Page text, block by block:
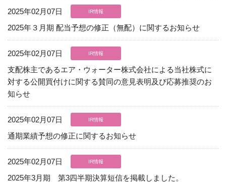
2025年02月07日 IR情報
2025年３月期 配当予想の修正（無配）に関するお知らせ
2025年02月07日 IR情報
支配株主であるエア・ウォーター株式会社による当社株式に
対する公開買付けに関する賛同の意見表明及び応募推奨のお
知らせ
2025年02月07日 IR情報
通期業績予想の修正に関するお知らせ
2025年02月07日 IR情報
2025年3月期 第3四半期決算短信を掲載しました。
06-6943-8956
※祝日を除く
※新型コロナウイルス感染症対策として、